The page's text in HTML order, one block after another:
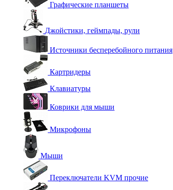
Графические планшеты
Джойстики, геймпады, рули
Источники бесперебойного питания
Картридеры
Клавиатуры
Коврики для мыши
Микрофоны
Мыши
Переключатели KVM прочие